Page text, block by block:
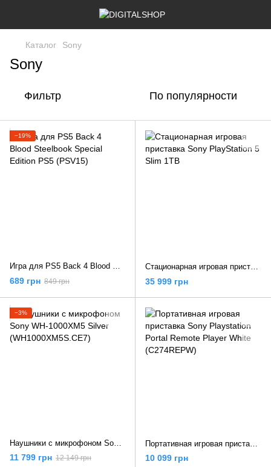
Каталог Sony
Sony
Фильтр По популярности
−19%
Игра для PS5 Back 4 Blood Steelbook Special Edition PS5 (PSV15)
689 грн 849 грн
Стационарная игровая приставка Sony PlayStation 5 Slim 1TB
35 999 грн
−3%
11 799 грн 12 149 грн 10 099 грн